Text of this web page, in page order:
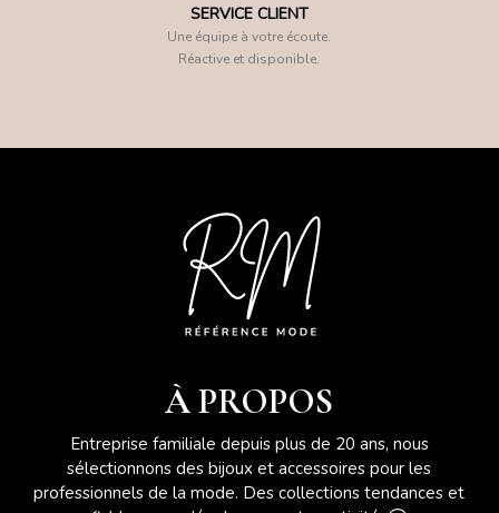
SERVICE CLIENT
Une équipe à votre écoute.
Réactive et disponible.
À PROPOS
Entreprise familiale depuis plus de 20 ans, nous
sélectionnons des bijoux et accessoires pour les
professionnels de la mode. Des collections tendances et